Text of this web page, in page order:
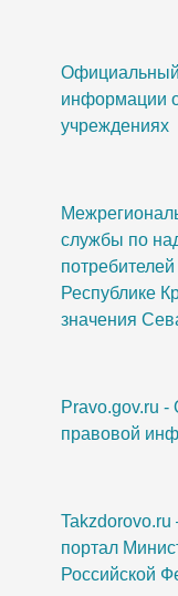
информации
учреждениях
службы по
Республике
значения
Pravo.gov.ru
правовой
портал
Российской